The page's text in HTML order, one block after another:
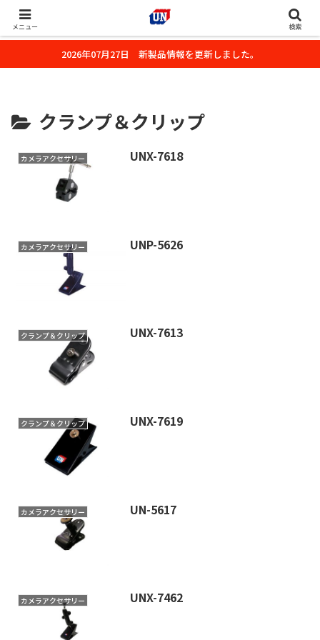
株式会社ユーエヌのオフィシャルホームページです。デジタルカメラ・カメ
ラ・水中撮影用の撮影アクセサリーのご紹介をいたします。
2026年07月27日 新製品情報を更新しました。
クランプ＆クリップ
カメラアクセサリー UNX-7618
カメラアクセサリー UNP-5626
クランプ＆クリップ UNX-7613
クランプ＆クリップ UNX-7619
カメラアクセサリー UN-5617
カメラアクセサリー UNX-7462
メニュー 検索